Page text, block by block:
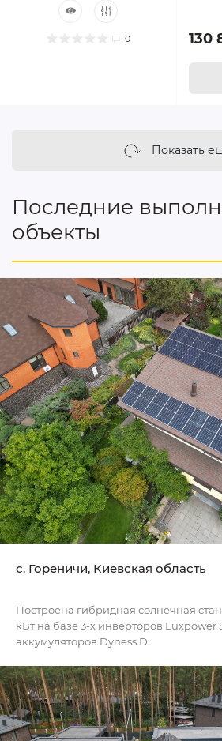
0 130
Показать
Последние
объекты
c. Гореничи, Киевская область
Построена гибридная солнечная
кВт на базе 3-х инверторов Luxpower
аккумуляторов Dyness D..